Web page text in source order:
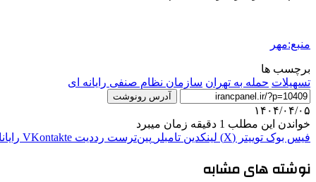
منبع:مهر
برچسب ها
تسهیلات حمله به تهران سازمان نظام صنفی رایانه ای
آدرس رونوشت
۱۴۰۴/۰۴/۰۵
خواندن این مطلب 1 دقیقه زمان میبرد
فیس بوک توییتر (X) لینکدین ‫تامبلر ‫پین‌ترست ‫رددیت ‫VKontakte
نوشته های مشابه